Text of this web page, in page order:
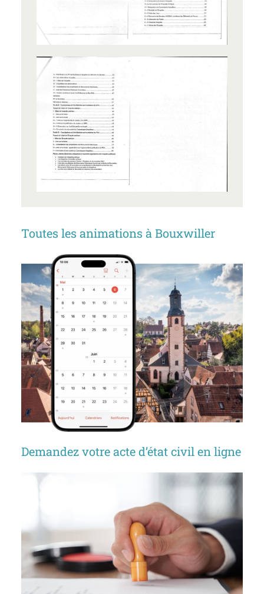
Toutes les animations à Bouxwiller
Demandez votre acte d’état civil en ligne